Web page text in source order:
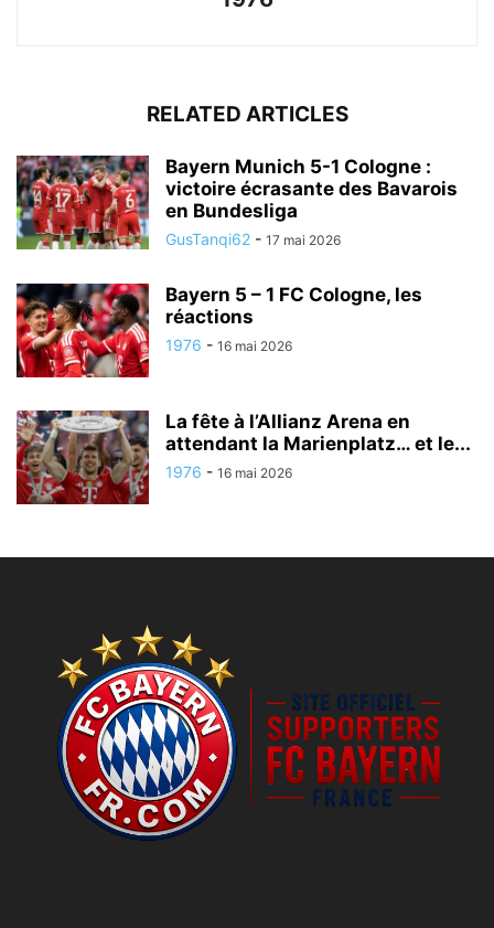
RELATED ARTICLES
Bayern Munich 5-1 Cologne :
victoire écrasante des Bavarois
en Bundesliga
GusTanqi62 - 17 mai 2026
Bayern 5 – 1 FC Cologne, les
réactions
1976 - 16 mai 2026
La fête à l’Allianz Arena en
attendant la Marienplatz… et le...
1976 - 16 mai 2026